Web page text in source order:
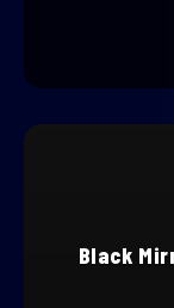
Black